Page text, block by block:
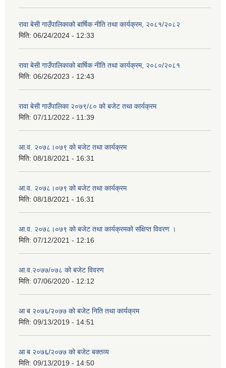
रावा बेसी गाउँपालिकाको बार्षिक नीति तथा कार्यक्रम, २०८१/२०८२
मिति: 06/24/2024 - 12:33
रावा बेसी गाउँपालिकाको बार्षिक नीति तथा कार्यक्रम, २०८०/२०८१
मिति: 06/26/2023 - 12:43
रावा बेसी गाउँपालिका २०७९/८० को बजेट तथा कार्यक्रम
मिति: 07/11/2022 - 11:39
आ.व. २०७८।०७९ को बजेट तथा कार्यक्रम
मिति: 08/18/2021 - 16:31
आ.व. २०७८।०७९ को बजेट तथा कार्यक्रम
मिति: 08/18/2021 - 16:31
आ.व. २०७८।०७९ को बजेट तथा कार्यक्रमको संक्षिप्त विवरण ।
मिति: 07/12/2021 - 12:16
आ.व.२०७७/०७८ को बजेट विवरण
मिति: 07/06/2020 - 12:12
आ ब २०७६/२०७७ को बजेट निति तथा कार्यक्रम
मिति: 09/13/2019 - 14:51
आ ब २०७६/२०७७ को बजेट बक्तव्य
मिति: 09/13/2019 - 14:50